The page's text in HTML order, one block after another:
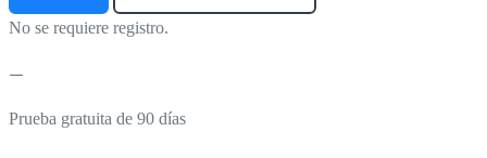
No se requiere registro.
Prueba gratuita de 90 días